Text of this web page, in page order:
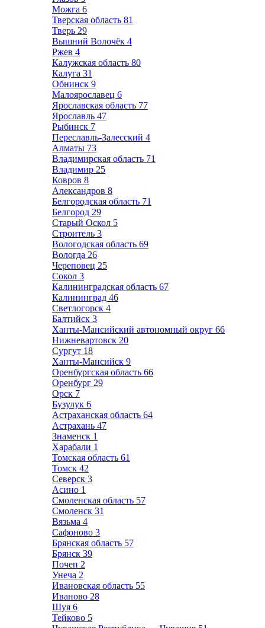
Можга 6
Тверская область 81
Тверь 29
Вышний Волочёк 4
Ржев 4
Калужская область 80
Калуга 31
Обнинск 9
Малоярославец 6
Ярославская область 77
Ярославль 47
Рыбинск 7
Переславль-Залесский 4
Алматы 73
Владимирская область 71
Владимир 25
Ковров 8
Александров 8
Белгородская область 71
Белгород 29
Старый Оскол 5
Строитель 3
Вологодская область 69
Вологда 26
Череповец 25
Сокол 3
Калининградская область 67
Калининград 46
Светлогорск 4
Балтийск 3
Ханты-Мансийский автономный округ 66
Нижневартовск 20
Сургут 18
Ханты-Мансийск 9
Оренбургская область 66
Оренбург 29
Орск 7
Бузулук 6
Астраханская область 64
Астрахань 47
Знаменск 1
Харабали 1
Томская область 61
Томск 42
Северск 3
Асино 1
Смоленская область 57
Смоленск 31
Вязьма 4
Сафоново 3
Брянская область 57
Брянск 39
Почеп 2
Унеча 2
Ивановская область 55
Иваново 28
Шуя 6
Тейково 5